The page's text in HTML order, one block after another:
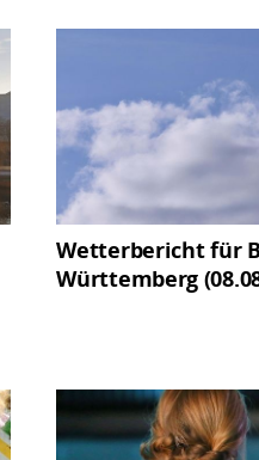
Wetterbericht für
Württemberg